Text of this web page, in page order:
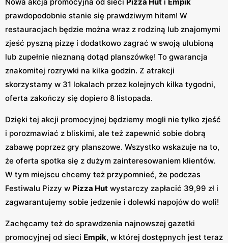
Nowa akcja promocyjna od sieci Pizza Hut i Empik
prawdopodobnie stanie się prawdziwym hitem! W
restauracjach będzie można wraz z rodziną lub znajomymi
zjeść pyszną pizzę i dodatkowo zagrać w swoją ulubioną
lub zupełnie nieznaną dotąd planszówkę! To gwarancja
znakomitej rozrywki na kilka godzin. Z atrakcji
skorzystamy w 31 lokalach przez kolejnych kilka tygodni,
oferta zakończy się dopiero 8 listopada.
Dzięki tej akcji promocyjnej będziemy mogli nie tylko zjeść
i porozmawiać z bliskimi, ale też zapewnić sobie dobrą
zabawę poprzez gry planszowe. Wszystko wskazuje na to,
że oferta spotka się z dużym zainteresowaniem klientów.
W tym miejscu chcemy też przypomnieć, że podczas
Festiwalu Pizzy w Pizza Hut wystarczy zapłacić 39,99 zł i
zagwarantujemy sobie jedzenie i dolewki napojów do woli!
Zachęcamy też do sprawdzenia najnowszej gazetki
promocyjnej od sieci Empik, w której dostępnych jest teraz